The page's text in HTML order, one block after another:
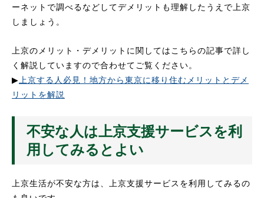
ーネットで調べるなどしてデメリットも理解したうえで上京
しましょう。
上京のメリット・デメリットに関してはこちらの記事で詳し
く解説していますので合わせてご覧ください。
▶︎ 上京する人必見！地方から東京に移り住むメリットとデメ
リットを解説
不安な人は上京支援サービスを利
用してみるとよい
上京生活が不安な方は、上京支援サービスを利用してみるの